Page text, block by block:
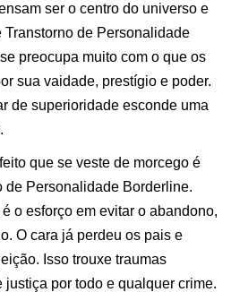
ser o centro do universo e
Transtorno de Personalidade
preocupa muito com o que os
sua vaidade, prestígio e poder.
de superioridade esconde uma
que se veste de morcego é
de Personalidade Borderline.
o esforço em evitar o abandono,
O cara já perdeu os pais e
Isso trouxe traumas
justiça por todo e qualquer crime.